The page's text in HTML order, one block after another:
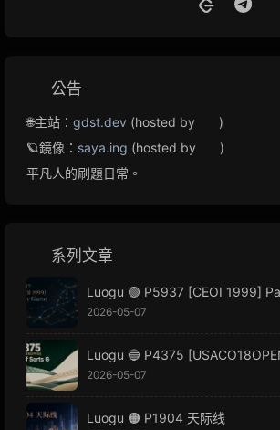
公告
🌐主站： gdst.dev (hosted by
)
🪐鏡像： saya.ing (hosted by
)
平凡人的刷題日常。
系列文章
Luogu 🟢 P5937 [CEOI 1999]
2026-05-07
Luogu 🔵 P4375
2026-05-07
Luogu 🟠 P1904 天际线